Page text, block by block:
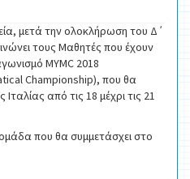
μετά την ολοκλήρωση του Δ΄
τους Μαθητές που έχουν
MYMC 2018
Championship), που θα
από τις 18 μέχρι τις 21
που θα συμμετάσχει στο